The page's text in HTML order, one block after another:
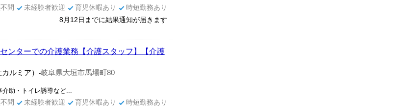
問 未経験者歓迎 育児休暇あり
時短勤務あり
8月12日までに結果通知が届きます
ンターでの介護業務【介護スタッフ】【介護
ルミア） -岐阜県大垣市馬場町80
助・トイレ誘導など...
問 未経験者歓迎 育児休暇あり
時短勤務あり